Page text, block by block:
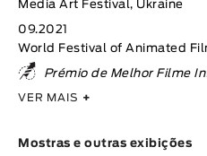
Media Art Festival, Ukraine
09.2021
World Festival of Animated
Prémio de Melhor Filme
VER MAIS +
Mostras e outras exibições